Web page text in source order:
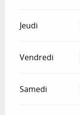
Jeudi
Vendredi
Samedi